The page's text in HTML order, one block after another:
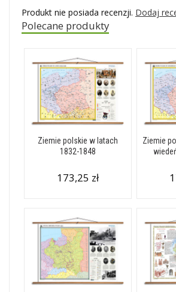
Produkt nie posiada recenzji. Dodaj
Polecane produkty
Ziemie polskie w latach
1832-1848
173,25 zł
Ziemie